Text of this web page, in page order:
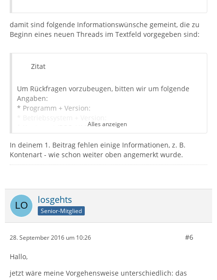
damit sind folgende Informationswünsche gemeint, die zu
Beginn eines neuen Threads im Textfeld vorgegeben sind:
Zitat
Um Rückfragen vorzubeugen, bitten wir um folgende
Angaben:
* Programm + Version:
* Kontenart (POP / IMAP):
* Eingesetzte Antivirensoftware:
* Firewall (Betriebssystem-intern/Externe Software):
Alles anzeigen
In deinem 1. Beitrag fehlen einige Informationen, z. B.
Kontenart - wie schon weiter oben angemerkt wurde.
losgehts
Senior-Mitglied
28. September 2016 um 10:26 #6
Hallo,
jetzt wäre meine Vorgehensweise unterschiedlich: das